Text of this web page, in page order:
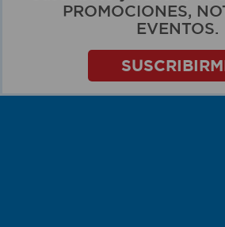
PROMOCIONES,
EVENTOS.